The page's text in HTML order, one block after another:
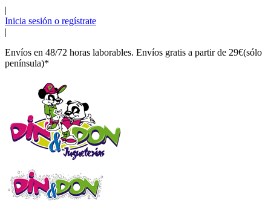
|
Inicia sesión o regístrate
|
Envíos en 48/72 horas laborables. Envíos gratis a partir de 29€(sólo
península)*